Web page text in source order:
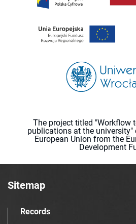
The project titled "Workflow
publications at the university"
European Union from the
Development
Sitemap
Records